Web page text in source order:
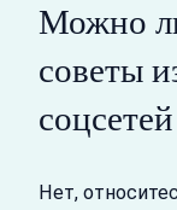
Можно
советы
Нет,